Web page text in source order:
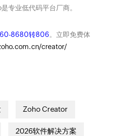
专业低代码平台厂商。
8680转806。立即免费体
creator/
Zoho Creator
2026软件解决方案